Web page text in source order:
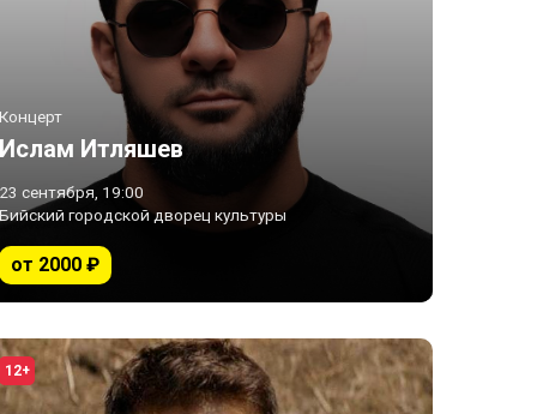
Концерт
Ислам Итляшев
23 сентября, 19:00
Бийский городской дворец культуры
от 2000 ₽
12+